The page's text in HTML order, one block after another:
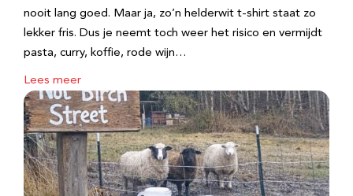
nooit lang goed. Maar ja, zo’n helderwit t-shirt staat zo
lekker fris. Dus je neemt toch weer het risico en vermijdt
pasta, curry, koffie, rode wijn…
Lees meer